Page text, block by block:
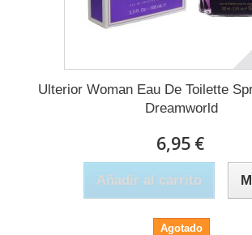
Ulterior Woman Eau De Toilette
Dreamworld
6,95 €
Añadir al carrito
Agotado